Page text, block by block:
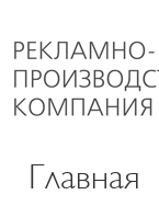
Главная